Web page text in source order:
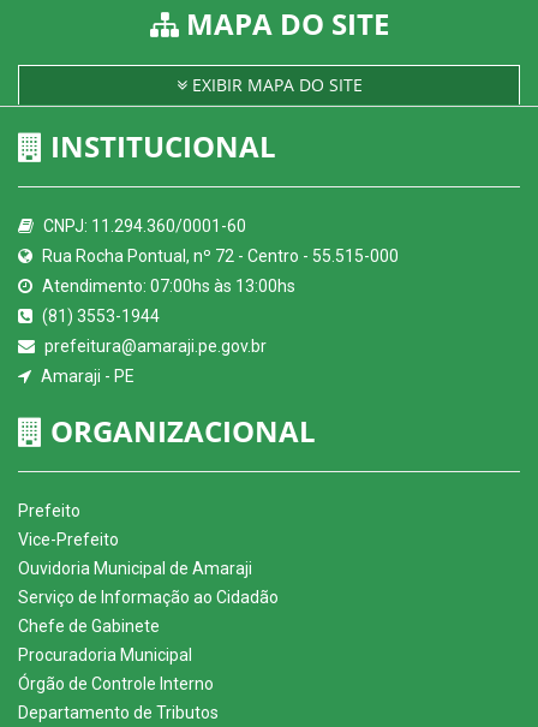
MAPA DO SITE
EXIBIR MAPA DO SITE
INSTITUCIONAL
CNPJ: 11.294.360/0001-60
Rua Rocha Pontual, nº 72 - Centro - 55.515-000
Atendimento: 07:00hs às 13:00hs
(81) 3553-1944
prefeitura@amaraji.pe.gov.br
Amaraji - PE
ORGANIZACIONAL
Prefeito
Vice-Prefeito
Ouvidoria Municipal de Amaraji
Serviço de Informação ao Cidadão
Chefe de Gabinete
Procuradoria Municipal
Órgão de Controle Interno
Departamento de Tributos